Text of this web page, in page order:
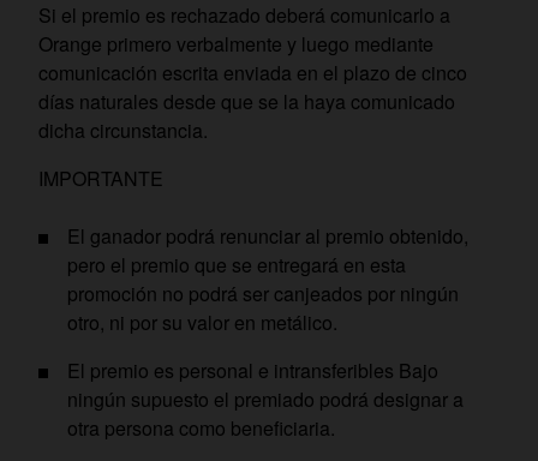
Si el premio es rechazado deberá comunicarlo a
Orange primero verbalmente y luego mediante
comunicación escrita enviada en el plazo de cinco
días naturales desde que se la haya comunicado
dicha circunstancia.
IMPORTANTE
El ganador podrá renunciar al premio obtenido,
pero el premio que se entregará en esta
promoción no podrá ser canjeados por ningún
otro, ni por su valor en metálico.
El premio es personal e intransferibles Bajo
ningún supuesto el premiado podrá designar a
otra persona como beneficiaria.